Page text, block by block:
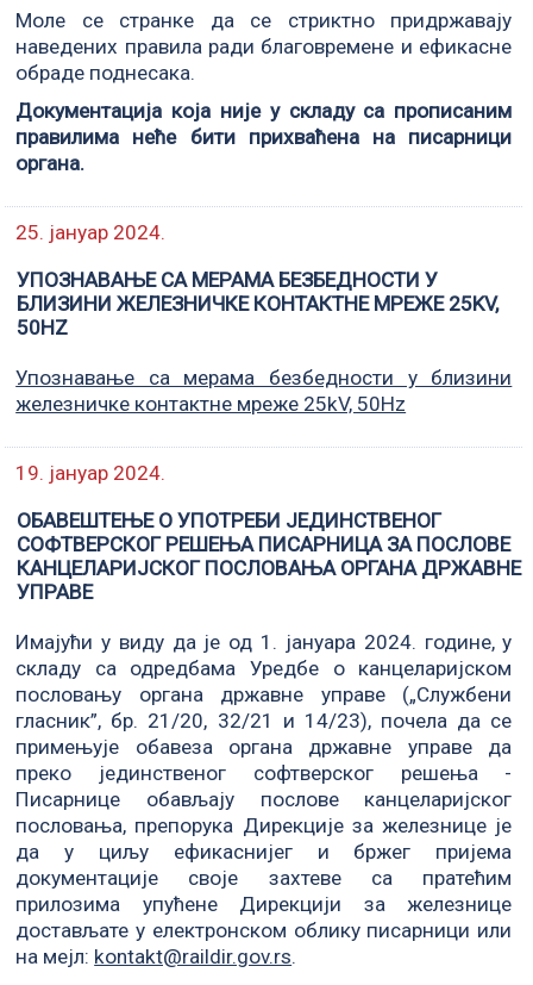
Моле се странке да се стриктно придржавају
наведених правила ради благовремене и ефикасне
обраде поднесака.
Документација која није у складу са прописаним
правилима неће бити прихваћена на писарници
органа.
25. јануар 2024.
УПОЗНАВАЊЕ СА МЕРАМА БЕЗБЕДНОСТИ У
БЛИЗИНИ ЖЕЛЕЗНИЧКЕ КОНТАКТНЕ МРЕЖЕ 25KV,
50HZ
Упознавање са мерама безбедности у близини
железничке контактне мреже 25kV, 50Hz
19. јануар 2024.
ОБАВЕШТЕЊЕ О УПОТРЕБИ ЈЕДИНСТВЕНОГ
СОФТВЕРСКОГ РЕШЕЊА ПИСАРНИЦА ЗА ПОСЛОВЕ
КАНЦЕЛАРИЈСКОГ ПОСЛОВАЊА ОРГАНА ДРЖАВНЕ
УПРАВЕ
Имајући у виду да је од 1. јануара 2024. године, у
складу са одредбама Уредбе о канцеларијском
пословању органа државне управе („Службени
гласник”, бр. 21/20, 32/21 и 14/23), почела да се
примењује обавеза органа државне управе да
преко јединственог софтверског решења -
Писарнице обављају послове канцеларијског
пословања, препорука Дирекције за железнице је
да у циљу ефикаснијег и бржег пријема
документације своје захтеве са пратећим
прилозима упућене Дирекцији за железнице
достављате у електронском облику писарници или
на мејл: kontakt@raildir.gov.rs.